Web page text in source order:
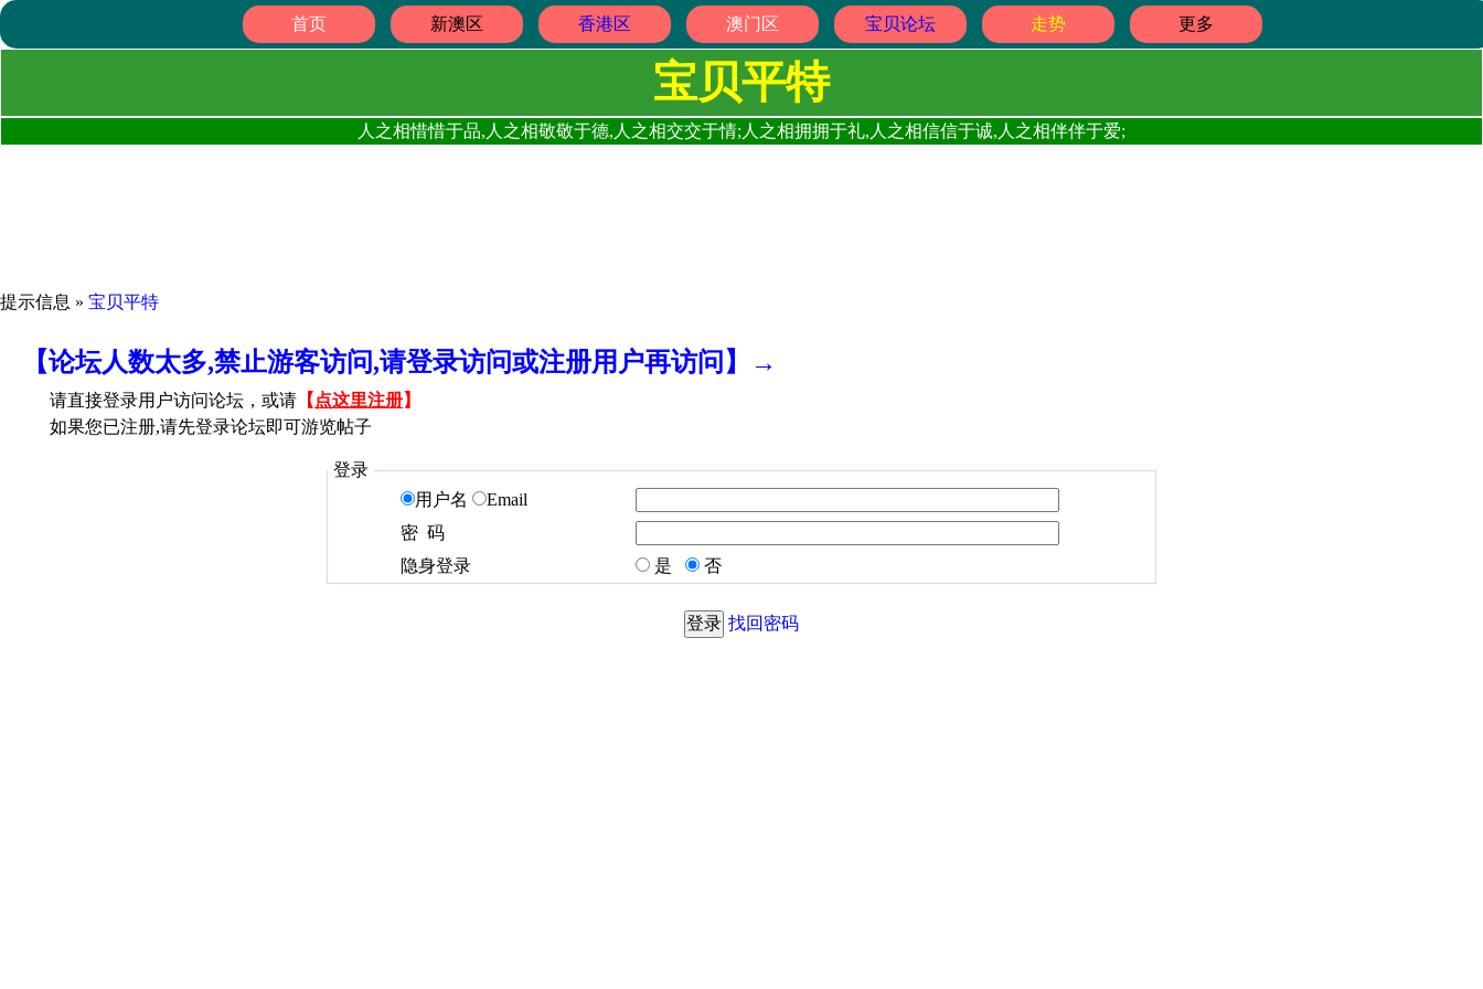
首页 新澳区 香港区 澳门区 宝贝论坛 走势 更多
宝贝平特
人之相惜惜于品,人之相敬敬于德,人之相交交于情;人之相拥拥于礼,人之相信信于诚,人之相伴伴于爱;
提示信息 » 宝贝平特
【论坛人数太多,禁止游客访问,请登录访问或注册用户再访问】→
请直接登录用户访问论坛，或请 【 点这里注册】
如果您已注册,请先登录论坛即可游览帖子
登录
用户名
Email
密 码
隐身登录
是 否
找回密码